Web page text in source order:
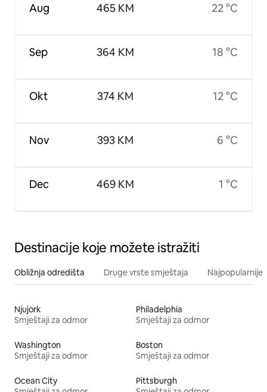
Aug
Sep
Okt
Nov
Dec
465 KM
364 KM
374 KM
393 KM
469 KM
22 °C
18 °C
12 °C
6 °C
1 °C
Destinacije koje možete istražiti
Obližnja odredišta Druge vrste smještaja Najpopularnije
Njujork
Smještaji za odmor
Philadelphia
Smještaji za odmor
Washington
Smještaji za odmor
Boston
Smještaji za odmor
Ocean City
Pittsburgh